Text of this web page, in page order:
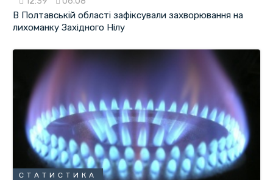
В Полтавській області зафіксували захворювання на
лихоманку Західного Нілу
СТАТИСТИКА